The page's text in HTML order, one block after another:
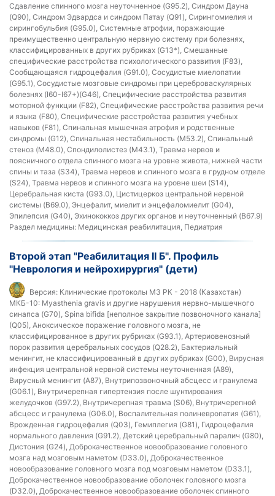
Сдавление спинного мозга неуточненное (G95.2), Синдром Дауна
(Q90), Синдром Эдвардса и синдром Патау (Q91), Сирингомиелия и
сирингобульбия (G95.0), Системные атрофии, поражающие
преимущественно центральную нервную систему при болезнях,
классифицированных в других рубриках (G13*), Смешанные
специфические расстройства психологического развития (F83),
Сообщающаяся гидроцефалия (G91.0), Сосудистые миелопатии
(G95.1), Сосудистые мозговые синдромы при цереброваскулярных
болезнях (I60-I67+)(G46), Специфические расстройства развития
моторной функции (F82), Специфические расстройства развития речи
и языка (F80), Специфические расстройства развития учебных
навыков (F81), Спинальная мышечная атрофия и родственные
синдромы (G12), Спинальная нестабильность (M53.2), Спинальный
стеноз (M48.0), Спондилолистез (M43.1), Травма нервов и
поясничного отдела спинного мозга на уровне живота, нижней части
спины и таза (S34), Травма нервов и спинного мозга в грудном отделе
(S24), Травма нервов и спинного мозга на уровне шеи (S14),
Церебральная киста (G93.0), Цистицеркоз центральной нервной
системы (B69.0), Энцефалит, миелит и энцефаломиелит (G04),
Эпилепсия (G40), Эхинококкоз других органов и неуточненный (B67.9)
Раздел медицины: Медицинская реабилитация, Педиатрия
Второй этап "Реабилитация II Б". Профиль
"Неврология и нейрохирургия" (дети)
Версия: Клинические протоколы МЗ РК - 2018 (Казахстан)
МКБ-10: Myasthenia gravis и другие нарушения нервно-мышечного
синапса (G70), Spina bifida [неполное закрытие позвоночного канала]
(Q05), Аноксическое поражение головного мозга, не
классифицированное в других рубриках (G93.1), Артериовенозный
порок развития церебральных сосудов (Q28.2), Бактериальный
менингит, не классифицированный в других рубриках (G00), Вирусная
инфекция центральной нервной системы неуточненная (A89),
Вирусный менингит (A87), Внутрипозвоночный абсцесс и гранулема
(G06.1), Внутричерепная гипертензия после шунтирования
желудочков (G97.2), Внутричерепная травма (S06), Внутричерепной
абсцесс и гранулема (G06.0), Воспалительная полиневропатия (G61),
Врожденная гидроцефалия (Q03), Гемиплегия (G81), Гидроцефалия
нормального давления (G91.2), Детский церебральный паралич (G80),
Дистония (G24), Доброкачественное новообразование головного
мозга над мозговым наметом (D33.0), Доброкачественное
новообразование головного мозга под мозговым наметом (D33.1),
Доброкачественное новообразование оболочек головного мозга
(D32.0), Доброкачественное новообразование оболочек спинного